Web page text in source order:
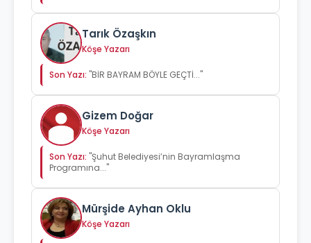
Tarık Özaşkın
Köşe Yazarı
Son Yazı: "BİR BAYRAM BÖYLE GEÇTİ..."
Gizem Doğar
Köşe Yazarı
Son Yazı: "Şuhut Belediyesi’nin Bayramlaşma
Programına..."
Mürşide Ayhan Oklu
Köşe Yazarı